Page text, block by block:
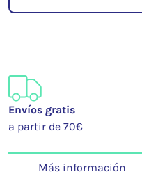
Envíos gratis
a partir de 70€
Más información